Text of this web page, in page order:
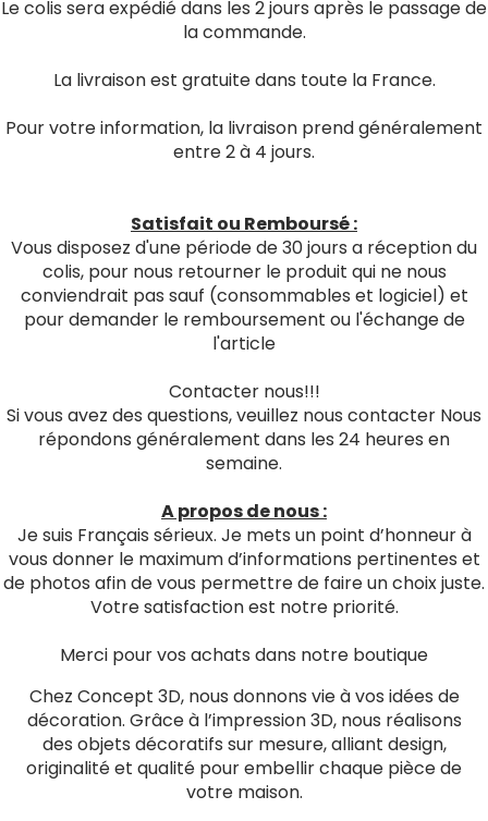
Le colis sera expédié dans les 2 jours après le passage de
la commande.
La livraison est gratuite dans toute la France.
Pour votre information, la livraison prend généralement
entre 2 à 4 jours.
Satisfait ou Remboursé :
Vous disposez d'une période de 30 jours a réception du
colis, pour nous retourner le produit qui ne nous
conviendrait pas sauf (consommables et logiciel) et
pour demander le remboursement ou l'échange de
l'article
Contacter nous!!!
Si vous avez des questions, veuillez nous contacter Nous
répondons généralement dans les 24 heures en
semaine.
A propos de nous :
Je suis Français sérieux. Je mets un point d’honneur à
vous donner le maximum d’informations pertinentes et
de photos afin de vous permettre de faire un choix juste.
Votre satisfaction est notre priorité.
Merci pour vos achats dans notre boutique
Chez Concept 3D, nous donnons vie à vos idées de
décoration. Grâce à l’impression 3D, nous réalisons
des objets décoratifs sur mesure, alliant design,
originalité et qualité pour embellir chaque pièce de
votre maison.